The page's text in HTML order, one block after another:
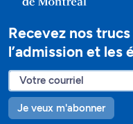
Recevez nos
l’admission et les
Je veux m'abonner